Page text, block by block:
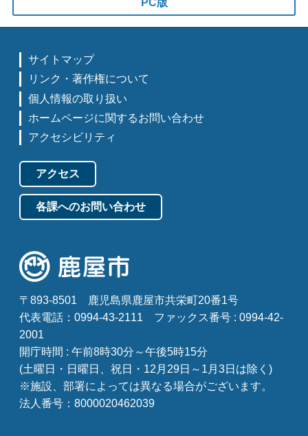
PC版
サイトマップ
リンク・著作権について
個人情報の取り扱い
ホームページに関するお問い合わせ
アクセシビリティ
アクセス
各課へのお問い合わせ
〒893-8501
鹿児島県鹿屋市共栄町20番1号
代表電話：0994-43-2111
ファックス番号 : 0994-42-
2001
開庁時間 : 午前8時30分～午後5時15分
(土曜日・日曜日、祝日・12月29日～1月3日は除く)
※施設、部署によっては異なる場合がございます。
法人番号：8000020462039